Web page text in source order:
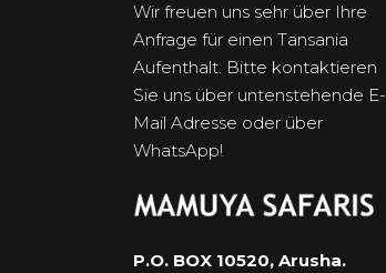
Wir freuen uns sehr über Ihre
Anfrage für einen Tansania
Aufenthalt. Bitte kontaktieren
Sie uns über untenstehende E-
Mail Adresse oder über
WhatsApp!
P.O. BOX 10520, Arusha.